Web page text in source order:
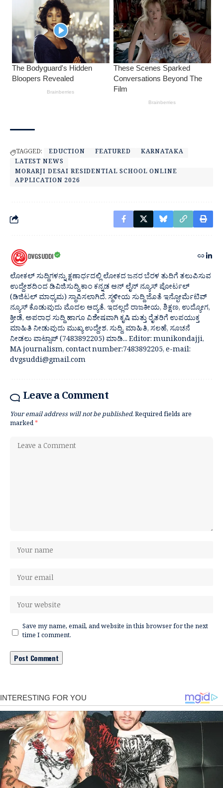
TAGGED: EDUCTION FEATURED
KARNATAKA
LATEST NEWS
MORARJI DESAI RESIDENTIAL SCHOOL ONLINE
APPLICATION 2026
DVGSUDDI
ಲೋಕಲ್ ಸುದ್ದಿಗಳನ್ನು ಕ್ಷಣಾರ್ಧದಲ್ಲಿ ಲೋಕದ ಜನರ ಬೆರಳ ತುದಿಗೆ ತಲುಪಿಸುವ
ಉದ್ದೇಶದಿಂದ ಡಿವಿಜಿಸುದ್ದಿ.ಕಾಂ ಕನ್ನಡ ಆನ್ ಲೈನ್ ನ್ಯೂಸ್ ಪೋರ್ಟಲ್
(ಡಿಜಿಟಲ್ ಮಾಧ್ಯಮ) ಸ್ಥಾಪಿಸಲಾಗಿದೆ. ಸ್ಥಳೀಯ ಸುದ್ದಿ ಜೊತೆ ಇನ್ಫೋರ್ಮೆಟಿವ್
ನ್ಯೂಸ್ ಕೊಡುವುದು ಮೊದಲ ಆದ್ಯತೆ. ಇದಲ್ಲದೆ ರಾಜಕೀಯ, ಶಿಕ್ಷಣ, ಉದ್ಯೋಗ,
ಕ್ರೀಡೆ, ಅಪರಾಧ ಸುದ್ದಿ ಹಾಗೂ ವಿಶೇಷವಾಗಿ ಕೃಷಿ ಮತ್ತು ರೈತರಿಗೆ ಉಪಯುಕ್ತ
ಮಾಹಿತಿ ನೀಡುವುದು ಮುಖ್ಯ ಉದ್ದೇಶ. ಸುದ್ದಿ, ಮಾಹಿತಿ, ಸಲಹೆ, ಸೂಚನೆ
ನೀಡಲು ವಾಟ್ಸಾಪ್ (7483892205) ಮಾಡಿ... Editor: munikondajji,
MA journalism, contact number:7483892205, e-mail:
dvgsuddi@gmail.com
Leave a Comment
Your email address will not be published.Required fields are
marked*
Save my name, email, and website in this browser for the next
time I comment.